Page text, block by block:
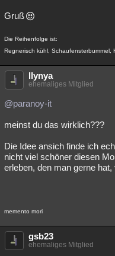
Gruß
Die Reihenfolge ist:
Regnerisch kühl, Schaufensterbummel,
llynya
ehemaliges Mitglied
@paranoy-it
meinst du das wirklich???
Die Idee ansich finde ich
nicht viel schöner diesen
erleben, den man gerne
memento mori
gsb23
ehemaliges Mitglied